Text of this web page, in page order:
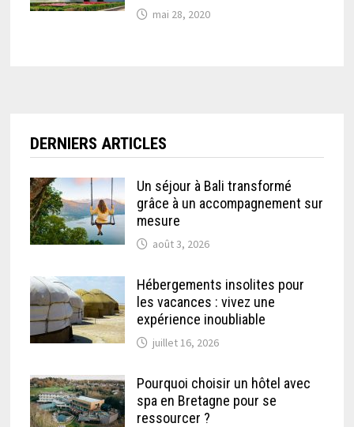
mai 28, 2020
DERNIERS ARTICLES
Un séjour à Bali transformé
grâce à un accompagnement sur
mesure
août 3, 2026
Hébergements insolites pour
les vacances : vivez une
expérience inoubliable
juillet 16, 2026
Pourquoi choisir un hôtel avec
spa en Bretagne pour se
ressourcer ?